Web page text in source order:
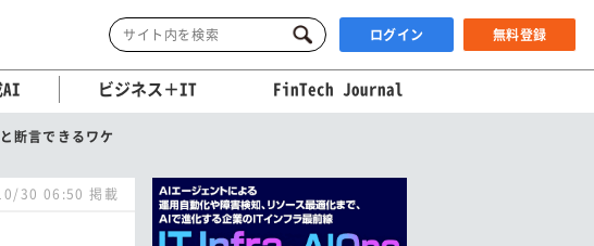
ログイン 無料登録
ビジネス＋IT FinTech Journal
断言できるワケ
30 06:50 掲載